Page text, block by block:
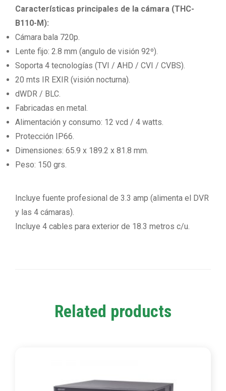
Características principales de la cámara (THC-
B110-M):
Cámara bala 720p.
Lente fijo: 2.8 mm (angulo de visión 92º).
Soporta 4 tecnologías (TVI / AHD / CVI / CVBS).
20 mts IR EXIR (visión nocturna).
dWDR / BLC.
Fabricadas en metal.
Alimentación y consumo: 12 vcd / 4 watts.
Protección IP66.
Dimensiones: 65.9 x 189.2 x 81.8 mm.
Peso: 150 grs.
Incluye fuente profesional de 3.3 amp (alimenta el DVR
y las 4 cámaras).
Incluye 4 cables para exterior de 18.3 metros c/u.
Related products